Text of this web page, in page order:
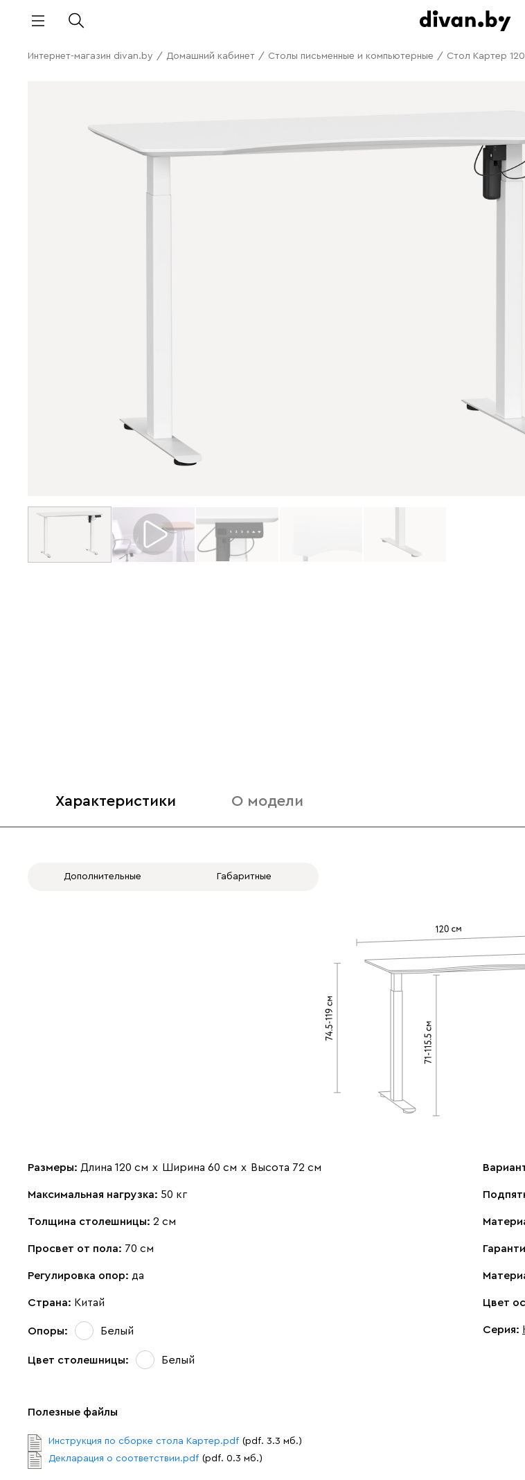
Интернет-магазин divan.by / Домашний кабинет / Столы письменные и компьютерные / Стол Картер
Характеристики О модели
Дополнительные Габаритные
Размеры: Длина 120 см х Ширина 60 см х Высота 72 см
Максимальная нагрузка: 50 кг
Толщина столешницы: 2 см
Просвет от пола: 70 см
Регулировка опор: да
Страна: Китай
Опоры: Белый
Цвет столешницы: Белый
Цвет
Серия:
Полезные файлы
Инструкция по сборке стола Картер.pdf (pdf. 3.3 мб.)
Декларация о соответствии.pdf (pdf. 0.3 мб.)